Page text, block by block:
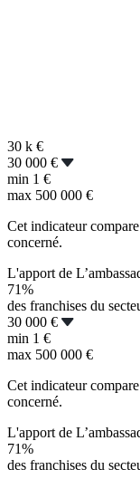
30 k €
30 000 €
min 1 €
max 500 000 €
Cet indicateur
concerné.
L'apport de
71%
des franchises du
30 000 €
min 1 €
max 500 000 €
Cet indicateur
concerné.
L'apport de
71%
des franchises du